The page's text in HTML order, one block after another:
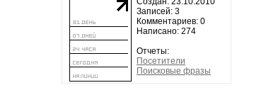
Записей: 3
Комментариев: 0
Написано: 274
Отчеты:
Посетители
Поисковые фразы